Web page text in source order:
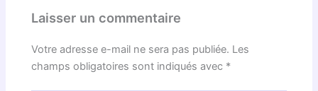
Laisser un commentaire
Votre adresse e-mail ne sera pas publiée. Les
champs obligatoires sont indiqués avec *